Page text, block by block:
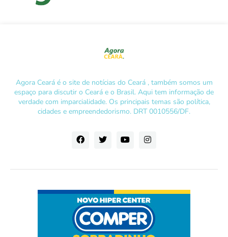
Agora Ceará é o site de notícias do Ceará , também somos um
espaço para discutir o Ceará e o Brasil. Aqui tem informação de
verdade com imparcialidade. Os principais temas são política,
cidades e empreendedorismo. DRT 0010556/DF.